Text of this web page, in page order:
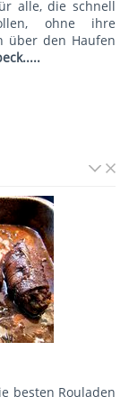
alle, die schnell
ohne ihre
über den Haufen
besten Rouladen